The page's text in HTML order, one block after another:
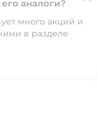
аналоги?
много акций и
в разделе